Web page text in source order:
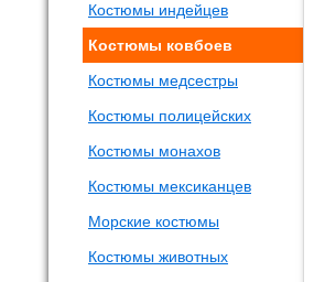
Костюмы индейцев
Костюмы ковбоев
Костюмы медсестры
Костюмы полицейских
Костюмы монахов
Костюмы мексиканцев
Морские костюмы
Костюмы животных